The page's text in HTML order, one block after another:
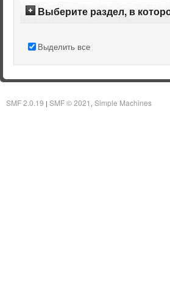
Выберите раздел, в
Выделить все
SMF 2.0.19 | SMF © 2021 Simple Machines